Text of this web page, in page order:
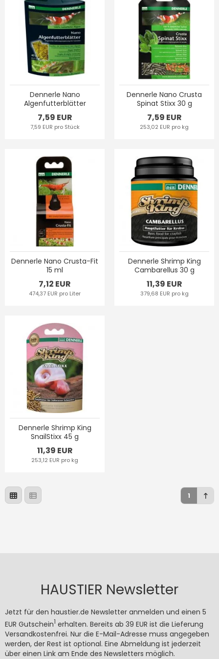
Dennerle Nano
Algenfutterblätter
7,59 EUR
7,59 EUR pro Stück
Dennerle Nano Crusta
Spinat Stixx 30 g
7,59 EUR
253,02 EUR pro kg
Dennerle Nano Crusta-Fit
15 ml
7,12 EUR
474,37 EUR pro Liter
Dennerle Shrimp King
Cambarellus 30 g
11,39 EUR
379,68 EUR pro kg
Dennerle Shrimp King
SnailStixx 45 g
11,39 EUR
253,12 EUR pro kg
1
HAUSTIER Newsletter
Jetzt für den haustier.de Newsletter anmelden und einen 5
EUR Gutschein1 erhalten. Bereits ab 39 EUR ist die Lieferung
Versandkostenfrei. Nur die E-Mail-Adresse muss angegeben
werden, der Rest ist optional. Eine Abmeldung ist jederzeit
über einen Link am Ende des Newsletters möglich.